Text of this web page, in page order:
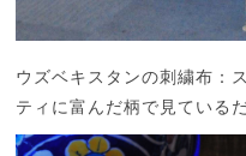
ウズベキスタンの刺繍布：
ティに富んだ柄で見ている